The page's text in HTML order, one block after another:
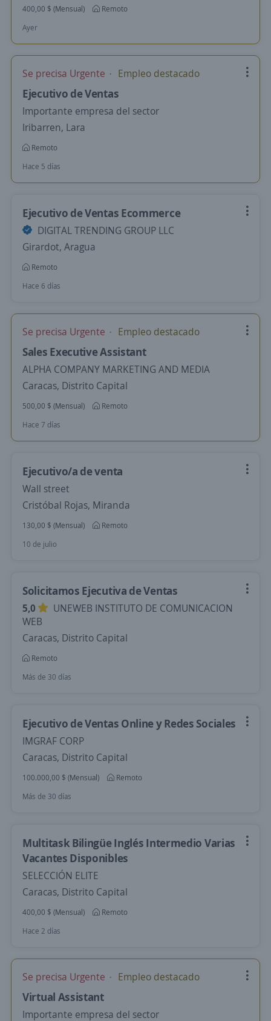
400,00 $ (Mensual)
Remoto
Ayer
Se precisa Urgente Empleo destacado
Ejecutivo de Ventas
Importante empresa del sector
Iribarren, Lara
Remoto
Hace 5 días
Ejecutivo de Ventas Ecommerce
DIGITAL TRENDING GROUP LLC
Girardot, Aragua
Remoto
Hace 6 días
Se precisa Urgente Empleo destacado
Sales Executive Assistant
ALPHA COMPANY MARKETING AND MEDIA
Caracas, Distrito Capital
500,00 $ (Mensual)
Remoto
Hace 7 días
Ejecutivo/a de venta
Wall street
Cristóbal Rojas, Miranda
130,00 $ (Mensual)
Remoto
10 de julio
Solicitamos Ejecutiva de Ventas
5,0
UNEWEB INSTITUTO DE COMUNICACION
WEB
Caracas, Distrito Capital
Remoto
Más de 30 días
Ejecutivo de Ventas Online y Redes Sociales
IMGRAF CORP
Caracas, Distrito Capital
100.000,00 $ (Mensual)
Remoto
Más de 30 días
Multitask Bilingüe Inglés Intermedio Varias
Vacantes Disponibles
SELECCIÓN ELITE
Caracas, Distrito Capital
400,00 $ (Mensual)
Remoto
Hace 2 días
Se precisa Urgente Empleo destacado
Virtual Assistant
Importante empresa del sector